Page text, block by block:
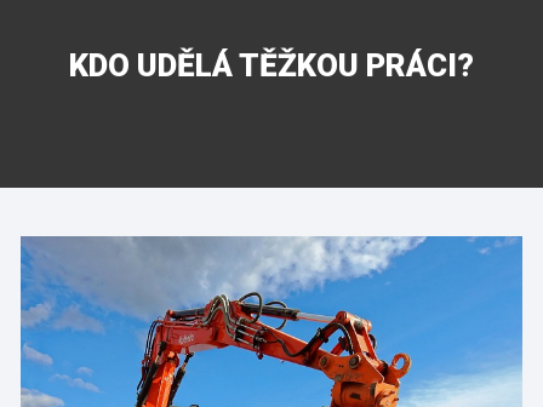
KDO UDĚLÁ TĚŽKOU PRÁCI?